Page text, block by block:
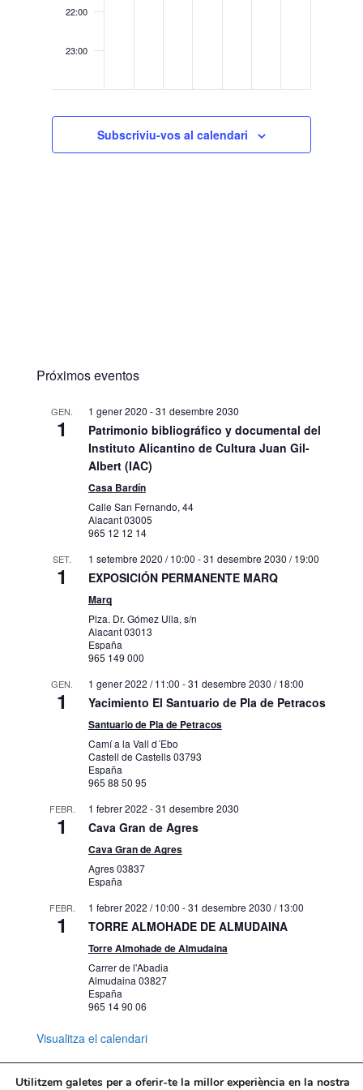
22:00
23:00
Subscriviu-vos al calendari
Próximos eventos
GEN.
1
1 gener 2020 -31 desembre 2030
Patrimonio bibliográfico y documental del
Instituto Alicantino de Cultura Juan Gil-
Albert (IAC)
Casa Bardín
Calle San Fernando, 44
Alacant03005
965 12 12 14
SET.
1
1 setembre 2020 / 10:00 -31 desembre 2030 / 19:00
EXPOSICIÓN PERMANENTE MARQ
Marq
Plza. Dr. Gómez Ulla, s/n
Alacant03013
España
965 149 000
GEN.
1
1 gener 2022 / 11:00 -31 desembre 2030 / 18:00
Yacimiento El Santuario de Pla de Petracos
Santuario de Pla de Petracos
Camí a la Vall d´Ebo
Castell de Castells03793
España
965 88 50 95
FEBR.
1
1 febrer 2022 -31 desembre 2030
Cava Gran de Agres
Cava Gran de Agres
Agres03837
España
FEBR.
1
1 febrer 2022 / 10:00 -31 desembre 2030 / 13:00
TORRE ALMOHADE DE ALMUDAINA
Torre Almohade de Almudaina
Carrer de l'Abadia
Almudaina 03827
España
965 14 90 06
Visualitza el calendari
Utilitzem galetes per a oferir-te la millor experiència en la nostra